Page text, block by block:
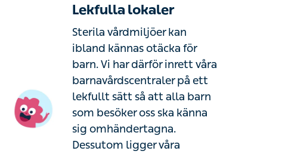
Lekfulla lokaler
Sterila vårdmiljöer kan
ibland kännas otäcka för
barn. Vi har därför inrett våra
barnavårdscentraler på ett
lekfullt sätt så att alla barn
som besöker oss ska känna
sig omhändertagna.
Dessutom ligger våra